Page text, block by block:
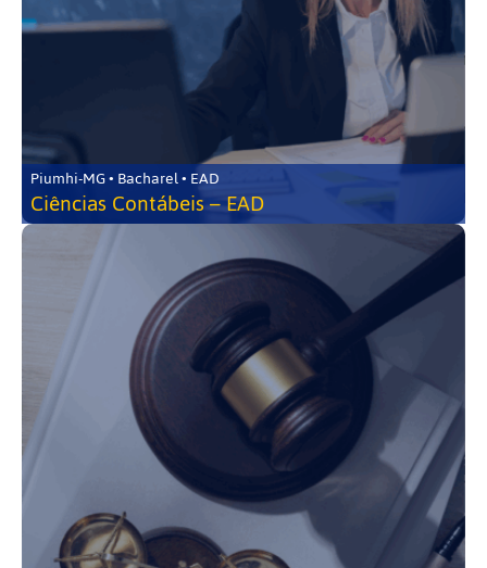
Piumhi-MG • Bacharel • EAD
Ciências Contábeis – EAD